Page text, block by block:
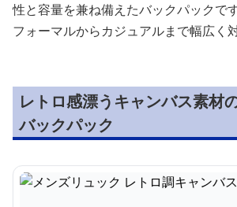
性と容量を兼ね備えたバックパックです
フォーマルからカジュアルまで幅広く
レトロ感漂うキャンバス素材
バックパック